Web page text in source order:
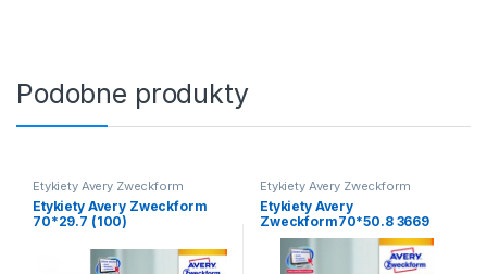
Podobne produkty
Etykiety Avery Zweckform
Etykiety Avery Zweckform
70*29.7 (100)
Etykiety Avery Zweckform
Etykiety Avery
Zweckform70*50.8 3669
(100)